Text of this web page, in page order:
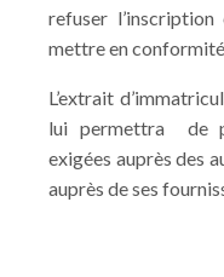
refuser
mettre en conformité
L’extrait
lui permettra de
exigées auprès des
auprès de ses